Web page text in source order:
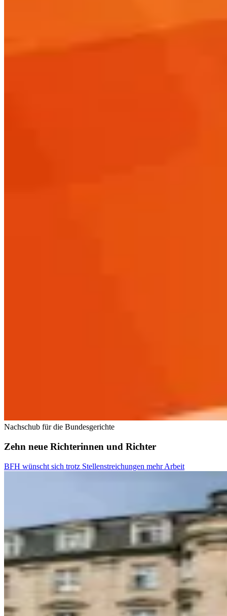
Nachschub für die Bundesgerichte
Zehn neue Richterinnen und Richter
BFH wünscht sich trotz Stellenstreichungen mehr Arbeit